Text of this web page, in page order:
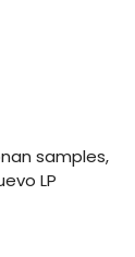
samples,
LP